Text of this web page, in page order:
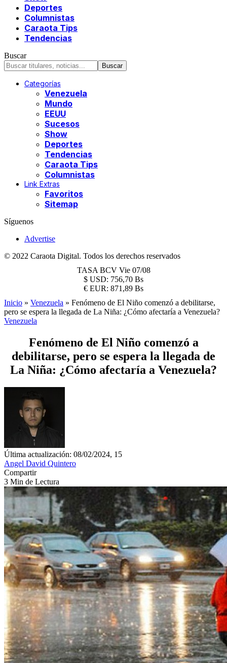
Deportes
Columnistas
Caraota Tips
Tendencias
Buscar
Categorías
Venezuela
Mundo
EEUU
Sucesos
Show
Deportes
Tendencias
Caraota Tips
Columnistas
Link Extras
Favoritos
Sitemap
Síguenos
Advertise
© 2022 Caraota Digital. Todos los derechos reservados
TASA BCV Vie 07/08
$ USD: 756,70 Bs
€ EUR: 871,89 Bs
Inicio » Venezuela » Fenómeno de El Niño comenzó a debilitarse,
pero se espera la llegada de La Niña: ¿Cómo afectaría a Venezuela?
Venezuela
Fenómeno de El Niño comenzó a
debilitarse, pero se espera la llegada de
La Niña: ¿Cómo afectaría a Venezuela?
Última actualización: 08/02/2024, 15
Angel David Quintero
Compartir
3 Min de Lectura